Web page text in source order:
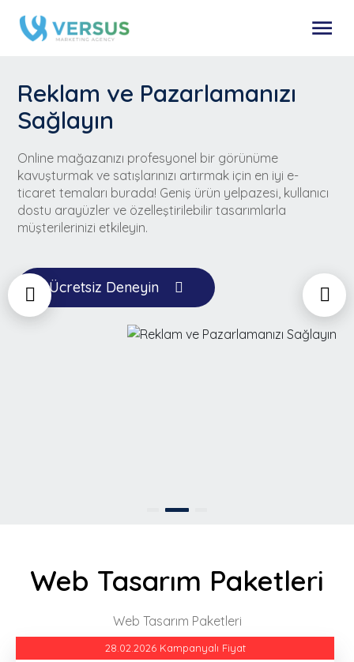
Reklam ve Pazarlamanızı
Sağlayın
Online mağazanızı profesyonel bir görünüme
kavuşturmak ve satışlarınızı artırmak için en iyi e-
ticaret temaları burada! Geniş ürün yelpazesi, kullanıcı
dostu arayüzler ve özelleştirilebilir tasarımlarla
müşterilerinizi etkileyin.
Ücretsiz Deneyin
Web Tasarım Paketleri
Web Tasarım Paketleri
28.02.2026 Kampanyalı Fiyat